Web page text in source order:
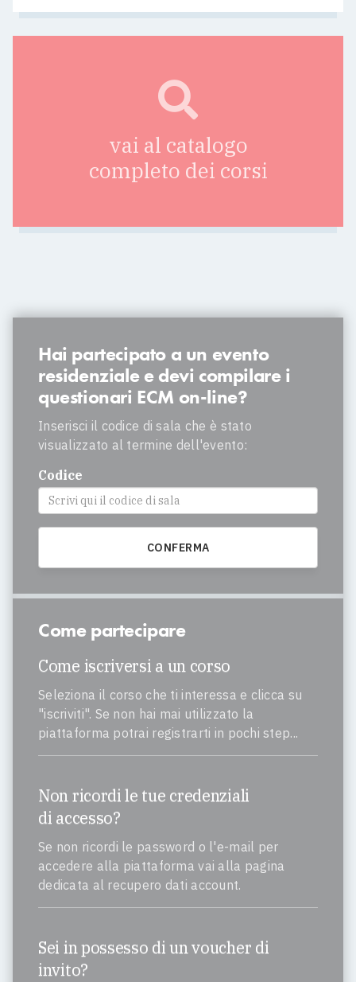
vai al catalogo
completo dei corsi
Hai partecipato a un evento
residenziale e devi compilare i
questionari ECM on-line?
Inserisci il codice di sala che è stato
visualizzato al termine dell'evento:
Codice
Come partecipare
Come iscriversi a un corso
Seleziona il corso che ti interessa e clicca su
"iscriviti". Se non hai mai utilizzato la
piattaforma potrai registrarti in pochi step...
Non ricordi le tue credenziali
di accesso?
Se non ricordi le password o l'e-mail per
accedere alla piattaforma vai alla pagina
dedicata al recupero dati account.
Sei in possesso di un voucher di
invito?